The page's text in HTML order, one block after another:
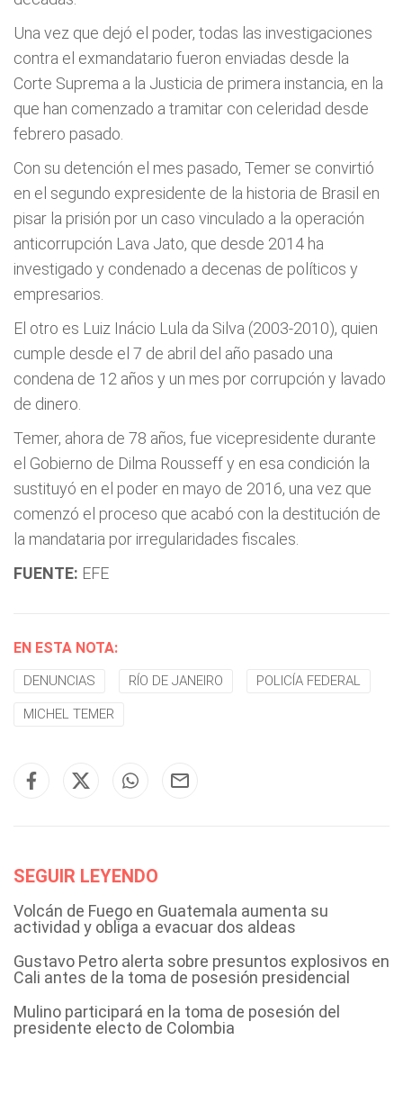
Una vez que dejó el poder, todas las investigaciones
contra el exmandatario fueron enviadas desde la
Corte Suprema a la Justicia de primera instancia, en la
que han comenzado a tramitar con celeridad desde
febrero pasado.
Con su detención el mes pasado, Temer se convirtió
en el segundo expresidente de la historia de Brasil en
pisar la prisión por un caso vinculado a la operación
anticorrupción Lava Jato, que desde 2014 ha
investigado y condenado a decenas de políticos y
empresarios.
El otro es Luiz Inácio Lula da Silva (2003-2010), quien
cumple desde el 7 de abril del año pasado una
condena de 12 años y un mes por corrupción y lavado
de dinero.
Temer, ahora de 78 años, fue vicepresidente durante
el Gobierno de Dilma Rousseff y en esa condición la
sustituyó en el poder en mayo de 2016, una vez que
comenzó el proceso que acabó con la destitución de
la mandataria por irregularidades fiscales.
FUENTE: EFE
EN ESTA NOTA:
DENUNCIAS RÍO DE JANEIRO POLICÍA FEDERAL
MICHEL TEMER
SEGUIR LEYENDO
Volcán de Fuego en Guatemala aumenta su
actividad y obliga a evacuar dos aldeas
Gustavo Petro alerta sobre presuntos explosivos en
Cali antes de la toma de posesión presidencial
Mulino participará en la toma de posesión del
presidente electo de Colombia